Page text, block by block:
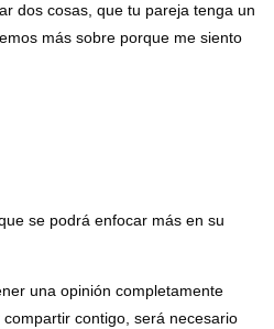
dos cosas, que tu pareja tenga un
más sobre porque me siento
se podrá enfocar más en su
una opinión completamente
contigo, será necesario